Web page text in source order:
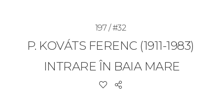
197 / #32
P. KOVÁTS FERENC (1911-1983)
INTRARE ÎN BAIA MARE